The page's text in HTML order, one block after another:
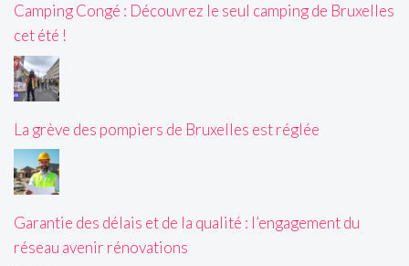
Camping Congé : Découvrez le seul camping de Bruxelles
cet été !
La grève des pompiers de Bruxelles est réglée
Garantie des délais et de la qualité : l’engagement du
réseau avenir rénovations